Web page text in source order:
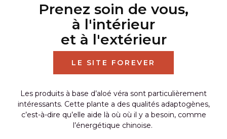
Prenez soin de vous,
à l'intérieur
et à l'extérieur
LE SITE FOREVER
Les produits à base d’aloé véra sont particulièrement
intéressants. Cette plante a des qualités adaptogènes,
c’est-à-dire qu’elle aide là où où il y a besoin, comme
l’énergétique chinoise.